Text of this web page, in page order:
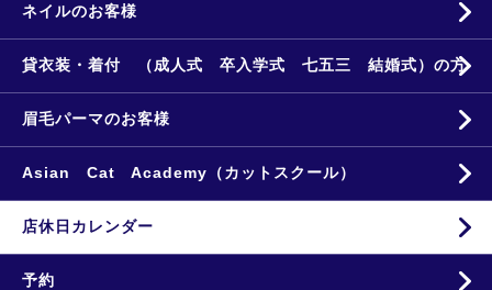
ネイルのお客様
貸衣装・着付 （成人式 卒入学式 七五三 結婚式）の方
眉毛パーマのお客様
Asian Cat Academy（カットスクール）
店休日カレンダー
予約